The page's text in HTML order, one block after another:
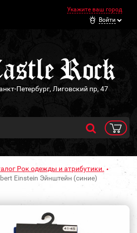
Укажите ваш город
Войти
Петербург, Лиговский пр, 47
Рок одежды и атрибутики.
Einstein Эйнштейн (синие)